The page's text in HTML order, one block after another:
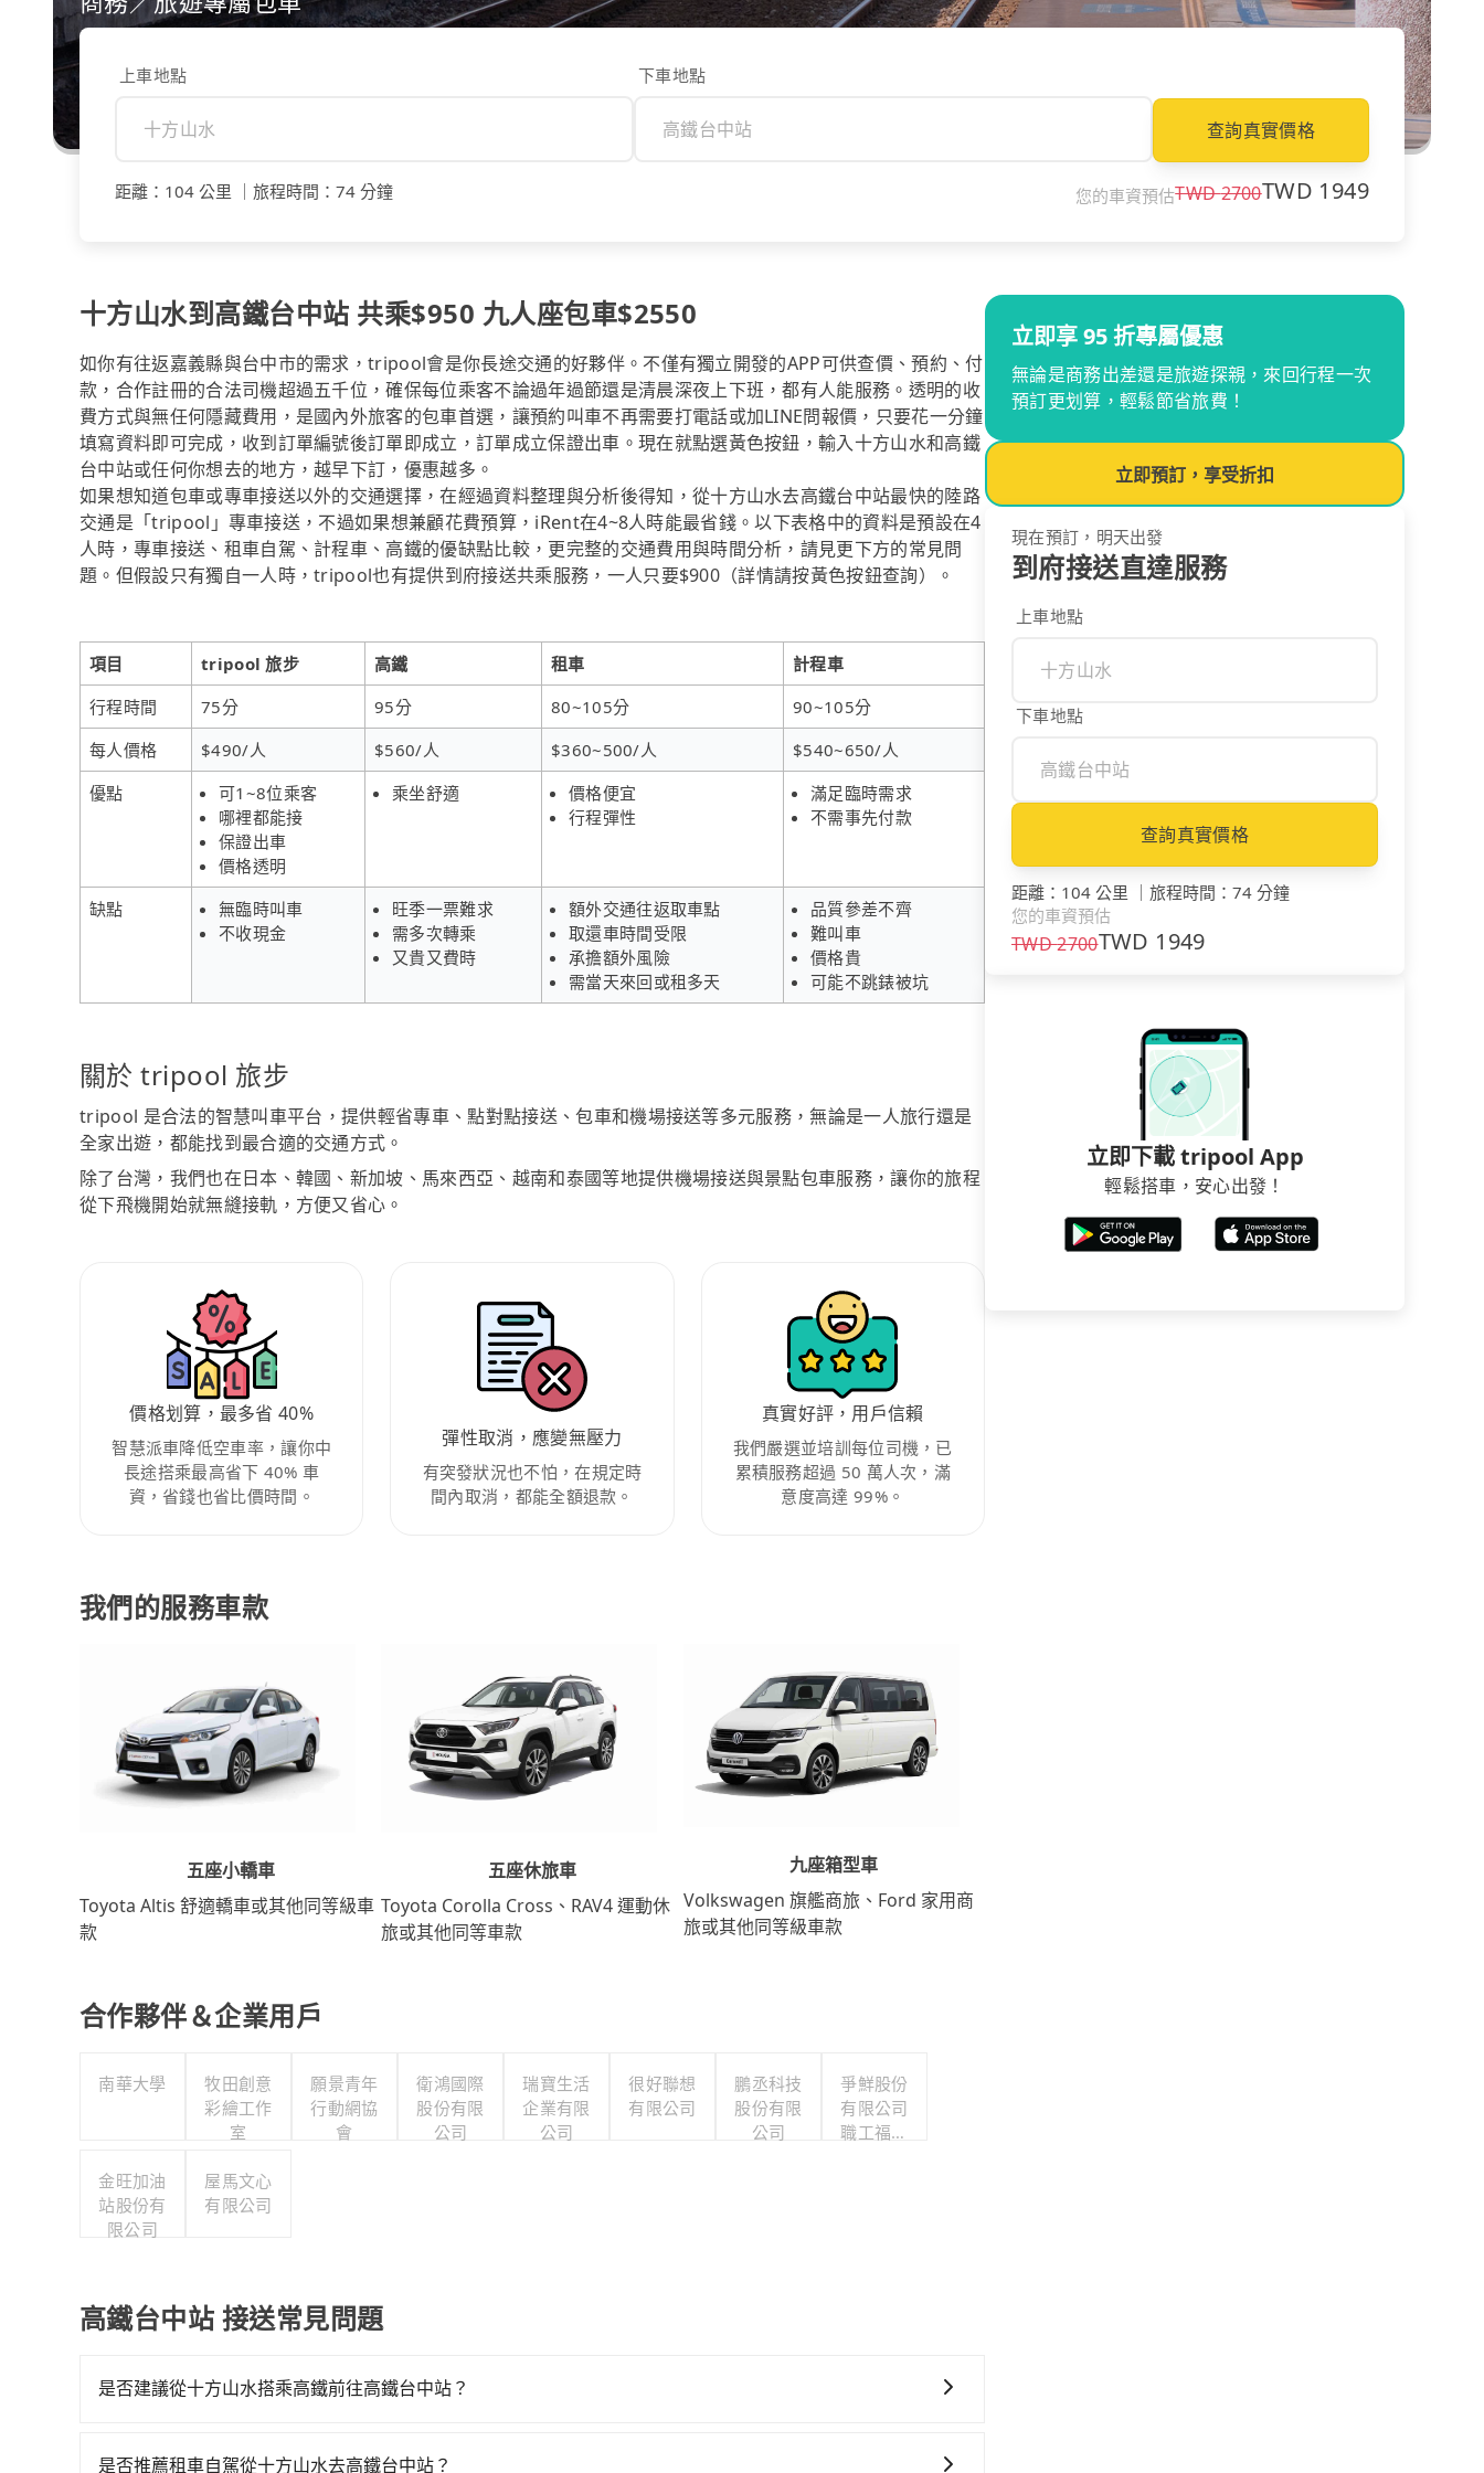
上車地點 下車地點
查詢真實價格
距離 ： 104 公里 旅程時間 ： 74 分鐘 您的車資預估TWD2700TWD 1949
十方山水到高鐵台中站 共乘$950 九人座包車$2550
如你有往返嘉義縣與台中市的需求，tripool會是你長途交通的好夥伴。不僅有獨立開發的APP可供查價、預約、付
款，合作註冊的合法司機超過五千位，確保每位乘客不論過年過節還是清晨深夜上下班，都有人能服務。透明的收
費方式與無任何隱藏費用，是國內外旅客的包車首選，讓預約叫車不再需要打電話或加LINE問報價，只要花一分鐘
填寫資料即可完成，收到訂單編號後訂單即成立，訂單成立保證出車。現在就點選黃色按鈕，輸入十方山水和高鐵
台中站或任何你想去的地方，越早下訂，優惠越多。
如果想知道包車或專車接送以外的交通選擇，在經過資料整理與分析後得知，從十方山水去高鐵台中站最快的陸路
交通是「tripool」專車接送，不過如果想兼顧花費預算，iRent在4~8人時能最省錢。以下表格中的資料是預設在4
人時，專車接送、租車自駕、計程車、高鐵的優缺點比較，更完整的交通費用與時間分析，請見更下方的常見問
題。但假設只有獨自一人時，tripool也有提供到府接送共乘服務，一人只要$900（詳情請按黃色按鈕查詢）。
項目 tripool 旅步 高鐵 租車
計程車
行程時間
75分 95分 80~105分
90~105分
每人價格
$490/人 $560/人 $360~500/人
$540~650/人
優點
可1~8位乘客
哪裡都能接
保證出車
價格透明
乘坐舒適
價格便宜
行程彈性
滿足臨時需求
不需事先付款
缺點
無臨時叫車
不收現金
旺季一票難求
需多次轉乘
又貴又費時
額外交通往返取車點
取還車時間受限
承擔額外風險
需當天來回或租多天
品質參差不齊
難叫車
價格貴
可能不跳錶被坑
關於 tripool 旅步
tripool 是合法的智慧叫車平台，提供輕省專車、點對點接送、包車和機場接送等多元服務，無論是一人旅行還是
全家出遊，都能找到最合適的交通方式。
除了台灣，我們也在日本、韓國、新加坡、馬來西亞、越南和泰國等地提供機場接送與景點包車服務，讓你的旅程
從下飛機開始就無縫接軌，方便又省心。
價格划算，最多省 40%
智慧派車降低空車率，讓你中
長途搭乘最高省下 40% 車
資，省錢也省比價時間。
彈性取消，應變無壓力
有突發狀況也不怕，在規定時
間內取消，都能全額退款。
真實好評，用戶信賴
我們嚴選並培訓每位司機，已
累積服務超過 50 萬人次，滿
意度高達 99%。
我們的服務車款
五座小轎車
Toyota Altis 舒適轎車或其他同等級車
款
五座休旅車
Toyota Corolla Cross、RAV4 運動休
旅或其他同等車款
九座箱型車
Volkswagen 旗艦商旅、Ford 家用商
旅或其他同等級車款
合作夥伴＆企業用戶
南華大學
牧田創意
彩繪工作
室
願景青年
行動網協
會
衛鴻國際
股份有限
公司
瑞寶生活
企業有限
公司
很好聯想
有限公司
鵬丞科技
股份有限
公司
爭鮮股份
有限公司
職工福利
金旺加油
站股份有
限公司
屋馬文心
有限公司
高鐵台中站 接送常見問題
是否建議從十方山水搭乘高鐵前往高鐵台中站？
一直到23:27，嘉義-台中一天最多有60班次高鐵可搭乘。假設從十方山水 (嘉義縣番路鄉) 前往最靠近的嘉義高鐵
是否推薦租車自駕從十方山水去高鐵台中站？
立即享 95 折專屬優惠
無論是商務出差還是旅遊探親，來回行程一次
預訂更划算，輕鬆節省旅費！
立即預訂，享受折扣
現在預訂，明天出發
到府接送直達服務
上車地點
下車地點
查詢真實價格
距離 ： 104 公里 ｜ 旅程時間 ： 74 分鐘
您的車資預估
TWD2700TWD 1949
立即下載 tripool App
輕鬆搭車，安心出發！